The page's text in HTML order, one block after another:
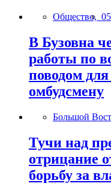
Общество,
В Бузовна
работы по
поводом
омбудсмену
Большой
Тучи над
отрицание
борьбу за